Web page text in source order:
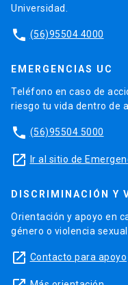
Universidad.
phone (56)95504 4000
EMERGENCIAS UC
Teléfono en caso de
riesgo tu vida dentro de
phone (56)95504 5000
launch Ir al sitio de
DISCRIMINACIÓN Y
Orientación y apoyo en
género o violencia
launch Contacto para apoyo